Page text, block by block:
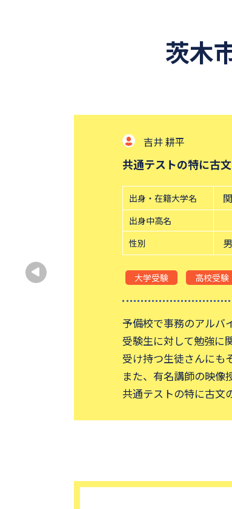
茨木
池田 鉄平
勉強方法やテキスト
出身・在籍大学名
出身中高名
性別
大学受験 高校受験
受験生の頃に、予備校
自分に合った勉強方法
勉強方法やテキスト選